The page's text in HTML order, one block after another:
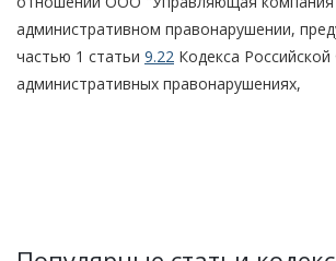
административном правонарушении,
частью 1 статьи 9.22 Кодекса
административных правонарушениях,